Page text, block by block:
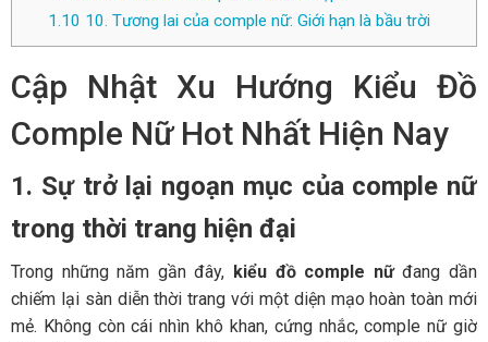
1.10 10. Tương lai của comple nữ: Giới hạn là bầu trời
Cập Nhật Xu Hướng Kiểu Đồ
Comple Nữ Hot Nhất Hiện Nay
1. Sự trở lại ngoạn mục của comple nữ
trong thời trang hiện đại
Trong những năm gần đây, kiểu đồ comple nữđang dần
chiếm lại sàn diễn thời trang với một diện mạo hoàn toàn mới
mẻ. Không còn cái nhìn khô khan, cứng nhắc, comple nữ giờ